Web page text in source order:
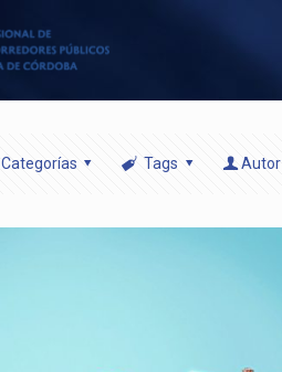
Categorías Tags Autor